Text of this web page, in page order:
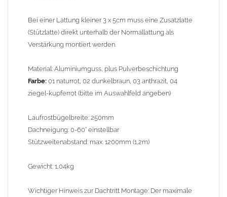
Der Einbau von Laufanlagen hat vom Fachpersonal, unter
Einhaltung der Herstellerrichtlinien und den Fachregeln des
Dachdeckerhandwerkes zu erfolgen.
Anwendungsbeispiel (ähnliche Laufstegstütze): Das
Edelstahlhalteband wird in der Dachlatte eingehangen.
Anwendungsbeispiel (ähnliche Ausführung) kompletter Dachtritt
(Nr. 38000)
Bei einer Lattung kleiner 3 x 5cm muss eine Zusatzlatte
(Stützlatte) direkt unterhalb der Normallattung als
Verstärkung montiert werden.
Material: Aluminiumguss, plus Pulverbeschichtung
Farbe: 01 naturrot, 02 dunkelbraun, 03 anthrazit, 04
ziegel-kupferrot (bitte im Auswahlfeld angeben)
Laufrostbügelbreite: 250mm
Dachneigung: 0-60° einstellbar
Stützweitenabstand: max. 1200mm (1,2m)
Gewicht: 1,04kg
Wichtiger Hinweis zur Dachtritt Montage: Der maximale